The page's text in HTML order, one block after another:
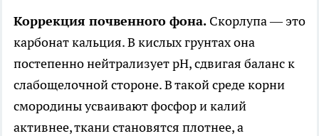
Коррекция почвенного фона. Скорлупа — это
карбонат кальция. В кислых грунтах она
постепенно нейтрализует рН, сдвигая баланс к
слабощелочной стороне. В такой среде корни
смородины усваивают фосфор и калий
активнее, ткани становятся плотнее, а